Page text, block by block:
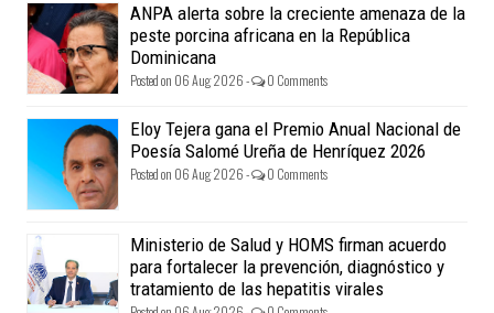
ANPA alerta sobre la creciente amenaza de la
peste porcina africana en la República
Dominicana
Posted on 06 Aug 2026 - 0 Comments
Eloy Tejera gana el Premio Anual Nacional de
Poesía Salomé Ureña de Henríquez 2026
Posted on 06 Aug 2026 - 0 Comments
Ministerio de Salud y HOMS firman acuerdo
para fortalecer la prevención, diagnóstico y
tratamiento de las hepatitis virales